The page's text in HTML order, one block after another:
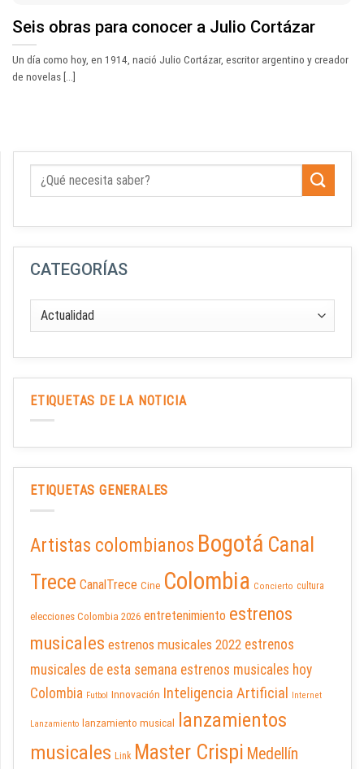
Seis obras para conocer a Julio Cortázar
Un día como hoy, en 1914, nació Julio Cortázar, escritor argentino y creador
de novelas [...]
CATEGORÍAS
ETIQUETAS DE LA NOTICIA
ETIQUETAS GENERALES
Artistas colombianos Bogotá Canal
Trece CanalTrece Cine Colombia Concierto cultura
elecciones Colombia 2026 entretenimiento estrenos
musicales estrenos musicales 2022 estrenos
musicales de esta semana estrenos musicales hoy
Colombia Futbol Innovación Inteligencia Artificial Internet
Lanzamiento lanzamiento musical
lanzamientos
musicales Link Master Crispi Medellín